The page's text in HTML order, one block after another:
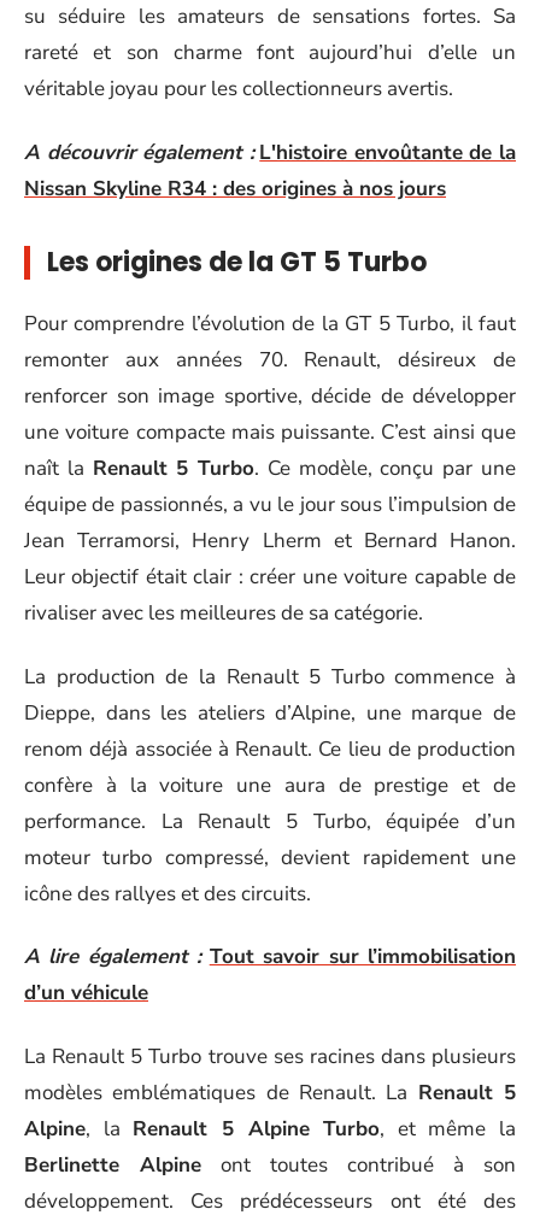
su séduire les amateurs de sensations fortes. Sa
rareté et son charme font aujourd’hui d’elle un
véritable joyau pour les collectionneurs avertis.
A découvrir également : L'histoire envoûtante de la
Nissan Skyline R34 : des origines à nos jours
Les origines de la GT 5 Turbo
Pour comprendre l’évolution de la GT 5 Turbo, il faut
remonter aux années 70. Renault, désireux de
renforcer son image sportive, décide de développer
une voiture compacte mais puissante. C’est ainsi que
naît la Renault 5 Turbo. Ce modèle, conçu par une
équipe de passionnés, a vu le jour sous l’impulsion de
Jean Terramorsi, Henry Lherm et Bernard Hanon.
Leur objectif était clair : créer une voiture capable de
rivaliser avec les meilleures de sa catégorie.
La production de la Renault 5 Turbo commence à
Dieppe, dans les ateliers d’Alpine, une marque de
renom déjà associée à Renault. Ce lieu de production
confère à la voiture une aura de prestige et de
performance. La Renault 5 Turbo, équipée d’un
moteur turbo compressé, devient rapidement une
icône des rallyes et des circuits.
A lire également : Tout savoir sur l’immobilisation
d’un véhicule
La Renault 5 Turbo trouve ses racines dans plusieurs
modèles emblématiques de Renault. La Renault 5
Alpine, la Renault 5 Alpine Turbo, et même la
Berlinette Alpine ont toutes contribué à son
développement. Ces prédécesseurs ont été des